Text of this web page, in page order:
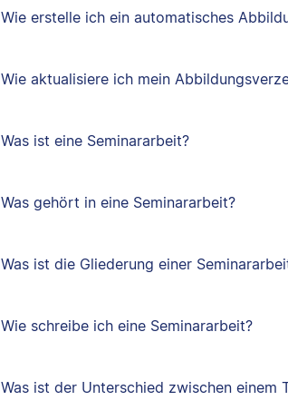
Wie erstelle ich ein automatisches
Wie aktualisiere ich mein
Was ist eine Seminararbeit?
Was gehört in eine Seminararbeit?
Was ist die Gliederung einer
Wie schreibe ich eine Seminararbeit?
Was ist der Unterschied zwischen einem